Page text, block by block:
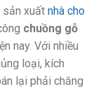
sản xuất nhà cho
chuồng gỗ
nay. Với nhiều
loại, kích
lại phải chăng